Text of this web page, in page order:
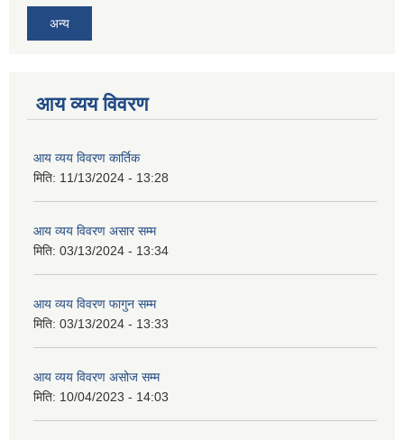
अन्य
आय व्यय विवरण
आय व्यय विवरण कार्तिक
मिति: 11/13/2024 - 13:28
आय व्यय विवरण असार सम्म
मिति: 03/13/2024 - 13:34
आय व्यय विवरण फागुन सम्म
मिति: 03/13/2024 - 13:33
आय व्यय विवरण असोज सम्म
मिति: 10/04/2023 - 14:03